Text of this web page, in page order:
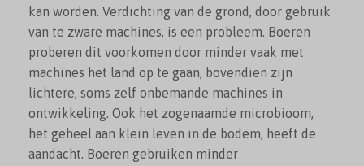
kan worden. Verdichting van de grond, door gebruik
van te zware machines, is een probleem. Boeren
proberen dit voorkomen door minder vaak met
machines het land op te gaan, bovendien zijn
lichtere, soms zelf onbemande machines in
ontwikkeling. Ook het zogenaamde microbioom,
het geheel aan klein leven in de bodem, heeft de
aandacht. Boeren gebruiken minder